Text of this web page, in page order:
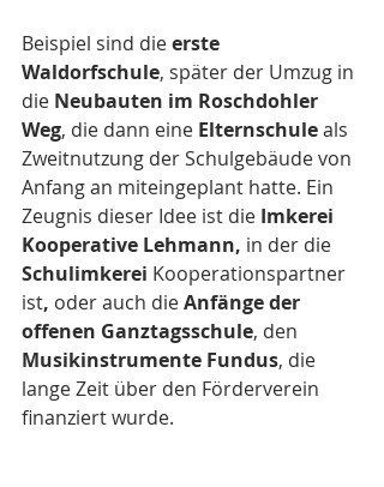
Beispiel sind die erste
Waldorfschule, später der Umzug in
die Neubauten im Roschdohler
Weg, die dann eine Elternschule als
Zweitnutzung der Schulgebäude von
Anfang an miteingeplant hatte. Ein
Zeugnis dieser Idee ist die Imkerei
Kooperative Lehmann, in der die
Schulimkerei Kooperationspartner
ist, oder auch die Anfänge der
offenen Ganztagsschule, den
Musikinstrumente Fundus, die
lange Zeit über den Förderverein
finanziert wurde.